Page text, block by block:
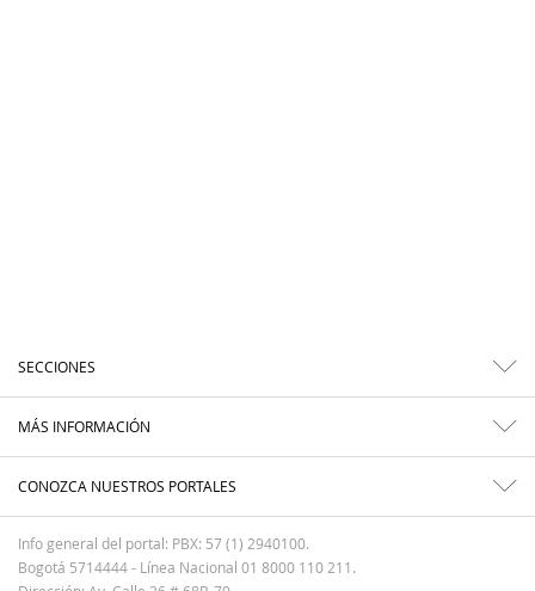
SECCIONES
MÁS INFORMACIÓN
CONOZCA NUESTROS PORTALES
Info general del portal: PBX: 57 (1) 2940100.
Bogotá 5714444 - Línea Nacional 01 8000 110 211.